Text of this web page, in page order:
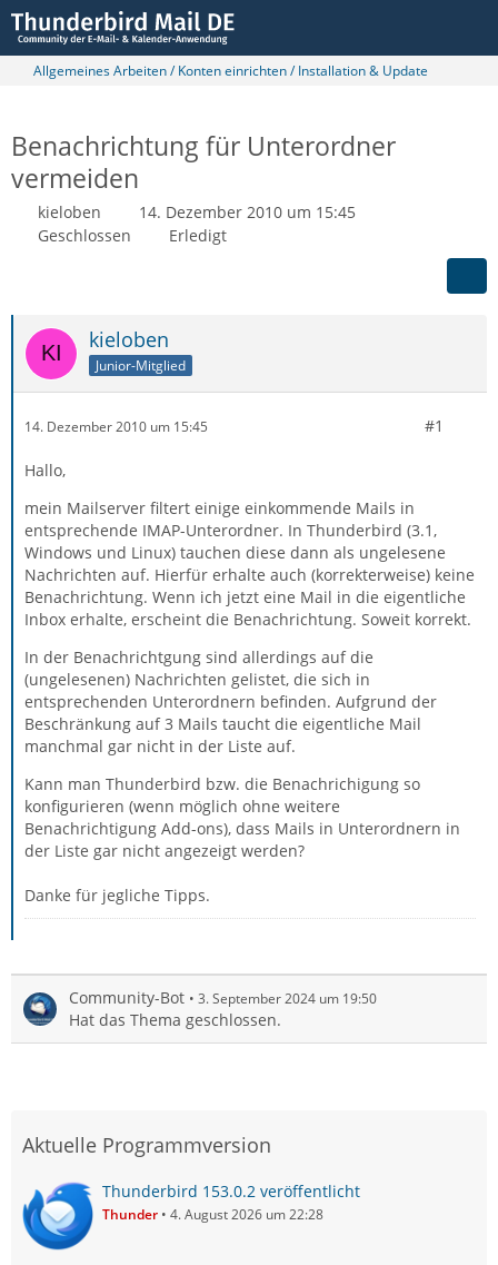
Allgemeines Arbeiten / Konten einrichten / Installation & Update
Benachrichtung für Unterordner
vermeiden
kieloben
14. Dezember 2010 um 15:45
Geschlossen
Erledigt
kieloben
Junior-Mitglied
14. Dezember 2010 um 15:45 #1
Hallo,
mein Mailserver filtert einige einkommende Mails in
entsprechende IMAP-Unterordner. In Thunderbird (3.1,
Windows und Linux) tauchen diese dann als ungelesene
Nachrichten auf. Hierfür erhalte auch (korrekterweise) keine
Benachrichtung. Wenn ich jetzt eine Mail in die eigentliche
Inbox erhalte, erscheint die Benachrichtung. Soweit korrekt.
In der Benachrichtgung sind allerdings auf die
(ungelesenen) Nachrichten gelistet, die sich in
entsprechenden Unterordnern befinden. Aufgrund der
Beschränkung auf 3 Mails taucht die eigentliche Mail
manchmal gar nicht in der Liste auf.
Kann man Thunderbird bzw. die Benachrichigung so
konfigurieren (wenn möglich ohne weitere
Benachrichtigung Add-ons), dass Mails in Unterordnern in
der Liste gar nicht angezeigt werden?
Danke für jegliche Tipps.
Community-Bot 3. September 2024 um 19:50
Hat das Thema geschlossen.
Aktuelle Programmversion
Thunderbird 153.0.2 veröffentlicht
Thunder 4. August 2026 um 22:28